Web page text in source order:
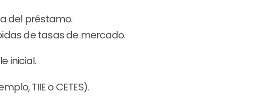
del préstamo.
de tasas de mercado.
inicial.
TIIE o CETES).